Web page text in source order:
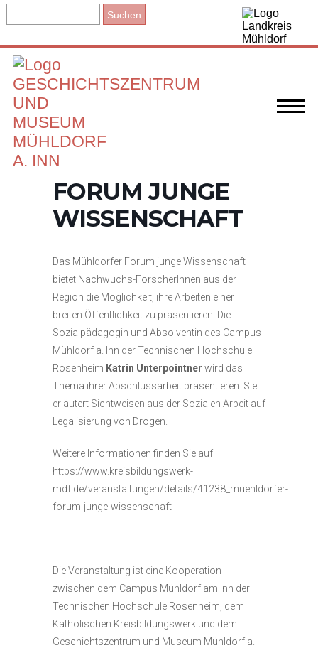
FORUM JUNGE
WISSENSCHAFT
Das Mühldorfer Forum junge Wissenschaft
bietet Nachwuchs-ForscherInnen aus der
Region die Möglichkeit, ihre Arbeiten einer
breiten Öffentlichkeit zu präsentieren. Die
Sozialpädagogin und Absolventin des Campus
Mühldorf a. Inn der Technischen Hochschule
Rosenheim Katrin Unterpointner wird das
Thema ihrer Abschlussarbeit präsentieren. Sie
erläutert Sichtweisen aus der Sozialen Arbeit auf
Legalisierung von Drogen.
Weitere Informationen finden Sie auf
https://www.kreisbildungswerk-
mdf.de/veranstaltungen/details/41238_muehldorfer-
forum-junge-wissenschaft
Die Veranstaltung ist eine Kooperation
zwischen dem Campus Mühldorf am Inn der
Technischen Hochschule Rosenheim, dem
Katholischen Kreisbildungswerk und dem
Geschichtszentrum und Museum Mühldorf a.